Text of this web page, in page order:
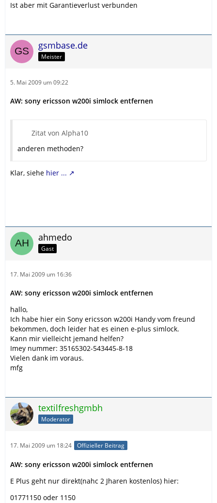
Ist aber mit Garantieverlust verbunden
gsmbase.de
Meister
5. Mai 2009 um 09:22
AW: sony ericsson w200i simlock entfernen
Zitat von Alpha10
anderen methoden?
Klar, siehe hier ...
ahmedo
Gast
17. Mai 2009 um 16:36
AW: sony ericsson w200i simlock entfernen
hallo,
Ich habe hier ein Sony ericsson w200i Handy vom freund
bekommen, doch leider hat es einen e-plus simlock.
Kann mir vielleicht jemand helfen?
Imey nummer: 35165302-543445-8-18
Vielen dank im voraus.
mfg
textilfreshgmbh
Moderator
17. Mai 2009 um 18:24 Offizieller Beitrag
AW: sony ericsson w200i simlock entfernen
E Plus geht nur direkt(nahc 2 Jharen kostenlos) hier:
01771150 oder 1150